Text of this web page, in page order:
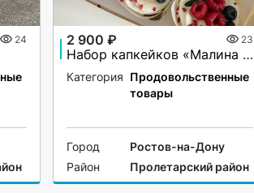
24 2 900 ₽ 23
Набор капкейков «Малина и Голубика». Ручная работа. На заказ.
Категория Продовольственные
товары
Город
Ростов-на-Дону
Район
Пролетарский район